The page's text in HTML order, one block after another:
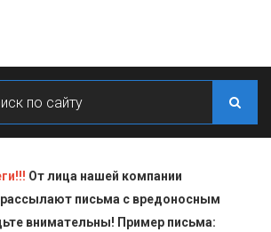
От лица нашей компании
письма с вредоносным
внимательны! Пример письма: